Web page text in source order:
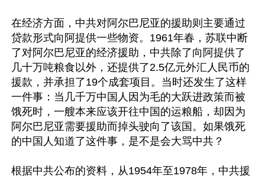
在经济方面，中共对阿尔巴尼亚的援助则主要通过
贷款形式向阿提供一些物资。1961年春，苏联中断
了对阿尔巴尼亚的经济援助，中共除了向阿提供了
几十万吨粮食以外，还提供了2.5亿元外汇人民币的
援款，并承担了19个成套项目。当时还发生了这样
一件事：当几千万中国人因为毛的大跃进政策而被
饿死时，一艘本来应该开往中国的运粮船，却因为
阿尔巴尼亚需要援助而掉头驶向了该国。如果饿死
的中国人知道了这件事，是不是会大骂中共？
根据中共公布的资料，从1954年至1978年，中共援